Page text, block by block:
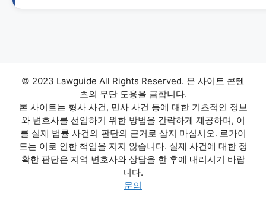
© 2023 Lawguide All Rights Reserved. 본 사이트 콘텐
츠의 무단 도용을 금합니다.
본 사이트는 형사 사건, 민사 사건 등에 대한 기초적인 정보
와 변호사를 선임하기 위한 방법을 간략하게 제공하며, 이
를 실제 법률 사건의 판단의 근거로 삼지 마십시오. 로가이
드는 이로 인한 책임을 지지 않습니다. 실제 사건에 대한 정
확한 판단은 지역 변호사와 상담을 한 후에 내리시기 바랍
니다.
문의